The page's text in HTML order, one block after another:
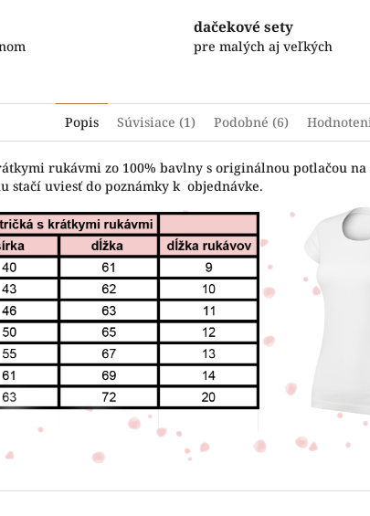
dačekové sety
pre malých aj veľkých
Popis Súvisiace (1) Podobné (6)
rukávmi zo 100% bavlny s originálnou potlačou
stačí uviesť do poznámky k objednávke.